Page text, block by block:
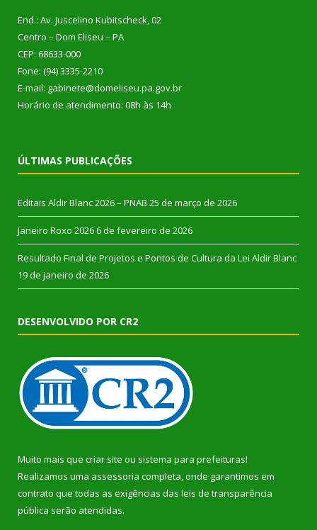
End.: Av. Juscelino Kubitscheck, 02
Centro – Dom Eliseu – PA
CEP: 68633-000
Fone: (94) 3335-2210
E-mail: gabinete@domeliseu.pa.gov.br
Horário de atendimento: 08h às 14h
ÚLTIMAS PUBLICAÇÕES
Editais Aldir Blanc 2026 – PNAB 25 de março de 2026
Janeiro Roxo 2026 6 de fevereiro de 2026
Resultado Final de Projetos e Pontos de Cultura da Lei Aldir Blanc
19 de janeiro de 2026
DESENVOLVIDO POR CR2
Muito mais que criar site ou sistema para prefeituras!
Realizamos uma assessoria completa, onde garantimos em
contrato que todas as exigências das leis de transparência
pública serão atendidas.